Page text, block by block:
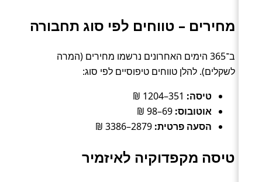
מחירים – טווחים לפי סוג תחבורה
ב־365 הימים האחרונים נרשמו מחירים (המרה
לשקלים). להלן טווחים טיפוסיים לפי סוג:
טיסה:
אוטובוס:
הסעה פרטית:
טיסה מקפדוקיה לאיזמיר